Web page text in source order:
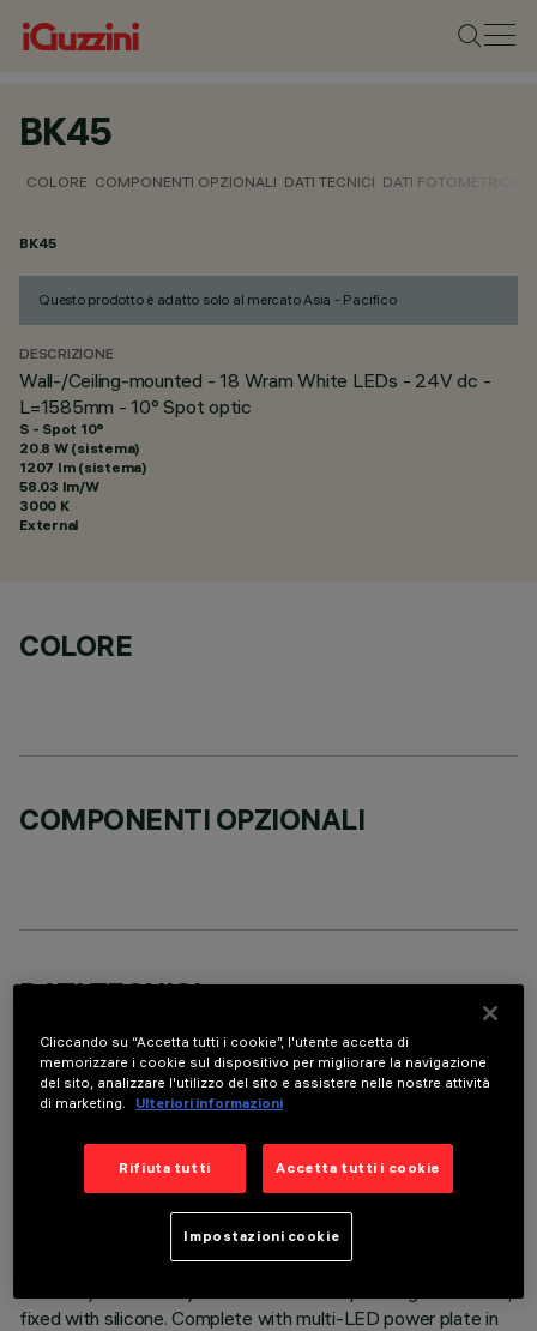
BK45
COLORE COMPONENTI OPZIONALI DATI TECNICI DATI FOTOMETRICI
BK45
Questo prodotto è adatto solo al mercato Asia - Pacifico
DESCRIZIONE
Wall-/Ceiling-mounted - 18 Wram White LEDs - 24V dc -
L=1585mm - 10° Spot optic
S - Spot 10°
20.8 W (sistema)
1207 lm (sistema)
58.03 lm/W
3000 K
External
COLORE
COMPONENTI OPZIONALI
DATI TECNICI
DESCRIZIONE
lamps. Ceiling- and wall-mounted. Consists of a body and
supports for installation (to be ordered separately). Extruded
aluminium boy, with zamak die-cast end caps complete with
silicone seals. Coated with liquid acrylic paint with a high level
of weather and UV ray resistance. The top of the optical
fixed with silicone. Complete with multi-LED power plate in
Cliccando su “Accetta tutti i cookie”, l'utente accetta di
memorizzare i cookie sul dispositivo per migliorare la navigazione
del sito, analizzare l'utilizzo del sito e assistere nelle nostre attività
di marketing.
Ulteriori informazioni
Rifiuta tutti Accetta tutti i cookie
Impostazioni cookie